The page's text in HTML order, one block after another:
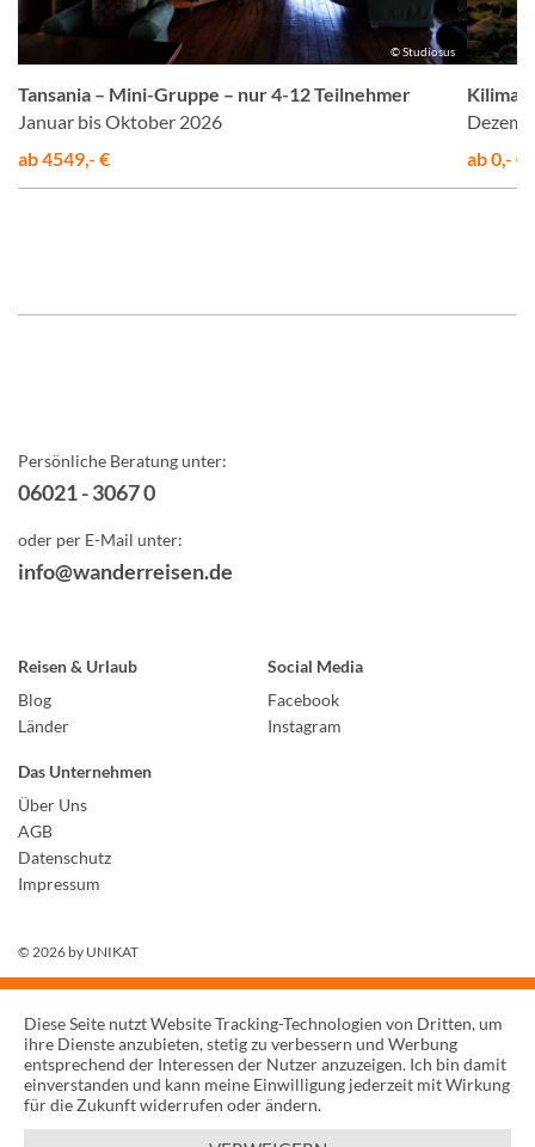
© Studiosus
Tansania – Mini-Gruppe – nur 4-12 Teilnehmer
Januar bis Oktober 2026
ab 4549,- €
ab 0,- €
Persönliche Beratung unter:
06021 - 3067 0
oder per E-Mail unter:
info@wanderreisen.de
Reisen & Urlaub
Blog
Länder
Social Media
Facebook
Instagram
Das Unternehmen
Über Uns
AGB
Datenschutz
Impressum
© 2026 by UNIKAT
Diese Seite nutzt Website Tracking-Technologien von Dritten, um
ihre Dienste anzubieten, stetig zu verbessern und Werbung
entsprechend der Interessen der Nutzer anzuzeigen. Ich bin damit
einverstanden und kann meine Einwilligung jederzeit mit Wirkung
für die Zukunft widerrufen oder ändern.